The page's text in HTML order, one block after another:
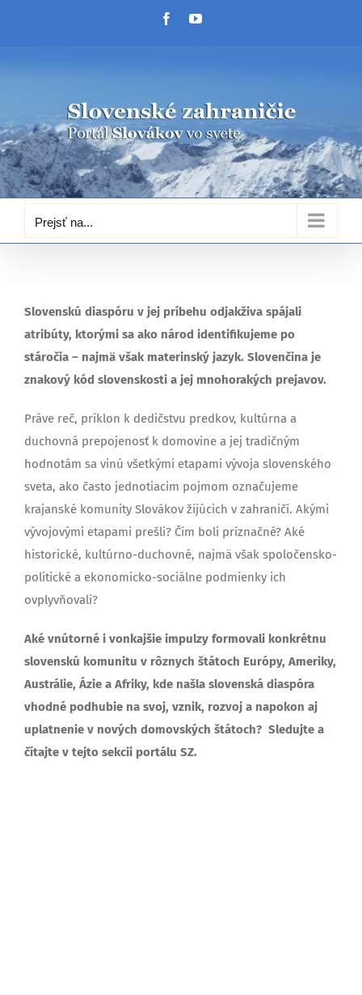
FacebookYouTube
Prejsť na...
Slovenskú diaspóru v jej príbehu odjakživa spájali
atribúty, ktorými sa ako národ identifikujeme po
stáročia – najmä však materinský jazyk. Slovenčina je
znakový kód slovenskosti a jej mnohorakých prejavov.
Práve reč, príklon k dedičstvu predkov, kultúrna a
duchovná prepojenosť k domovine a jej tradičným
hodnotám sa vinú všetkými etapami vývoja slovenského
sveta, ako často jednotiacim pojmom označujeme
krajanské komunity Slovákov žijúcich v zahraničí. Akými
vývojovými etapami prešli? Čím boli príznačné? Aké
historické, kultúrno-duchovné, najmä však spoločensko-
politické a ekonomicko-sociálne podmienky ich
ovplyvňovali?
Aké vnútorné i vonkajšie impulzy formovali konkrétnu
slovenskú komunitu v rôznych štátoch Európy, Ameriky,
Austrálie, Ázie a Afriky, kde našla slovenská diaspóra
vhodné podhubie na svoj, vznik, rozvoj a napokon aj
uplatnenie v nových domovských štátoch? Sledujte a
čítajte v tejto sekcii portálu SZ.